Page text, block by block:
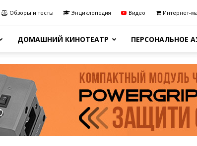
Обзоры и тесты Энциклопедия Видео Интернет-
ДОМАШНИЙ КИНОТЕАТР ПЕРСОНАЛЬНОЕ